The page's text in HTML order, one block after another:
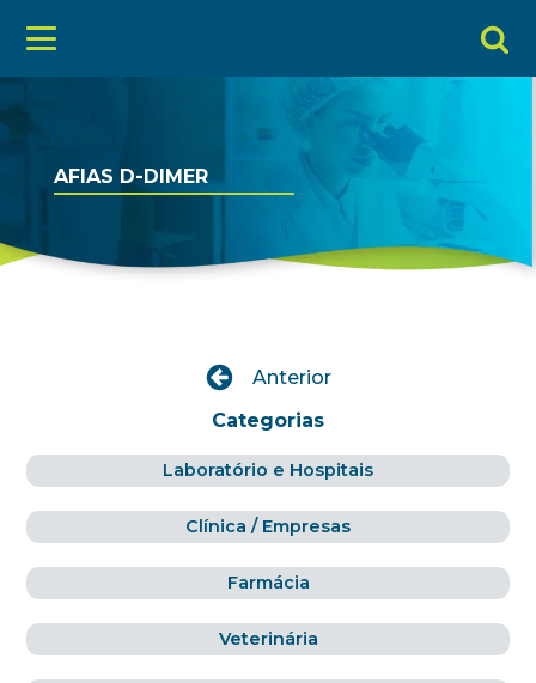
AFIAS D-DIMER
Anterior
Categorias
Laboratório e Hospitais
Clínica / Empresas
Farmácia
Veterinária